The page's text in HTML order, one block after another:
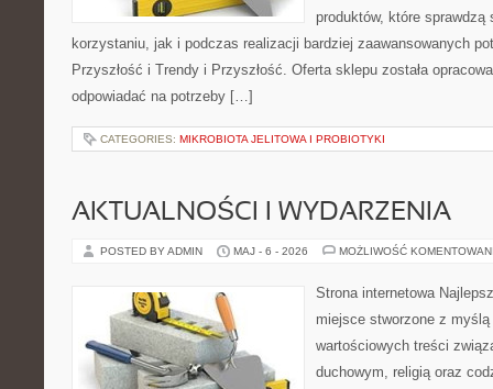
produktów, które sprawdzą
korzystaniu, jak i podczas realizacji bardziej zaawansowanych
Przyszłość i Trendy i Przyszłość. Oferta sklepu została
odpowiadać na potrzeby […]
CATEGORIES: MIKROBIOTA JELITOWA I PROBIOTYKI
AKTUALNOŚCI I WYDARZENIA
POSTED BY ADMIN MAJ - 6 - 2026 MOŻLIWOŚĆ
Strona internetowa
miejsce stworzone z
wartościowych treści
duchowym, religią oraz